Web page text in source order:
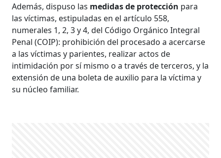
Además, dispuso las medidas de protección para
las víctimas, estipuladas en el artículo 558,
numerales 1, 2, 3 y 4, del Código Orgánico Integral
Penal (COIP): prohibición del procesado a acercarse
a las víctimas y parientes, realizar actos de
intimidación por sí mismo o a través de terceros, y la
extensión de una boleta de auxilio para la víctima y
su núcleo familiar.